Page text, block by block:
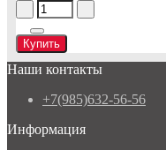
Купить
Наши контакты
+7(985)632-56-56
Информация